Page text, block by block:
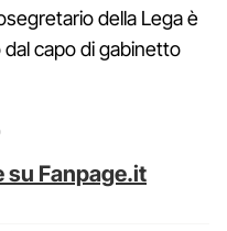
della Lega è
capo di gabinetto
su Fanpage.it